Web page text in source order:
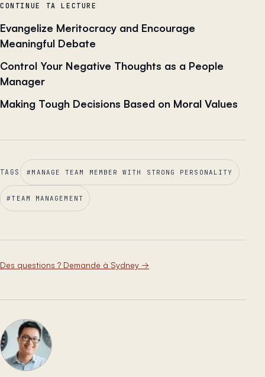
CONTINUE TA LECTURE
Evangelize Meritocracy and Encourage
Meaningful Debate
Control Your Negative Thoughts as a People
Manager
Making Tough Decisions Based on Moral Values
TAGS #MANAGE TEAM MEMBER WITH STRONG PERSONALITY
#TEAM MANAGEMENT
Des questions ? Demande à Sydney →